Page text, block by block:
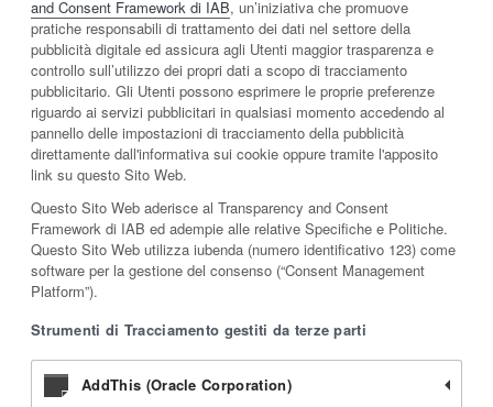
and Consent Framework di IAB, un’iniziativa che promuove
pratiche responsabili di trattamento dei dati nel settore della
pubblicità digitale ed assicura agli Utenti maggior trasparenza e
controllo sull’utilizzo dei propri dati a scopo di tracciamento
pubblicitario. Gli Utenti possono esprimere le proprie preferenze
riguardo ai servizi pubblicitari in qualsiasi momento accedendo al
pannello delle impostazioni di tracciamento della pubblicità
direttamente dall'informativa sui cookie oppure tramite l'apposito
link su questo Sito Web.
Questo Sito Web aderisce al Transparency and Consent
Framework di IAB ed adempie alle relative Specifiche e Politiche.
Questo Sito Web utilizza iubenda (numero identificativo 123) come
software per la gestione del consenso (“Consent Management
Platform”).
Strumenti di Tracciamento gestiti da terze parti
AddThis (Oracle Corporation)